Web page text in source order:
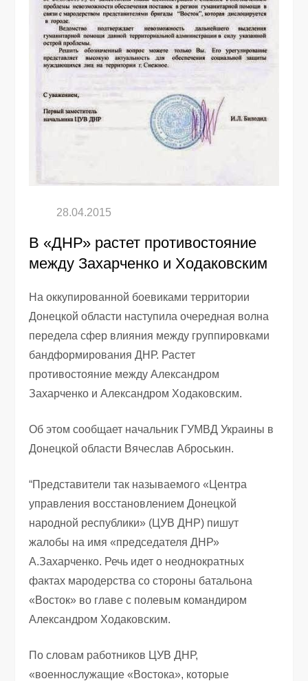
В «ДНР» растет противостояние
между Захарченко и Ходаковским
На оккупированной боевиками территории
Донецкой области наступила очередная волна
передела сфер влияния между группировками
бандформирования ДНР. Растет
противостояние между Александром
Захарченко и Александром Ходаковским.
Об этом сообщает начальник ГУМВД Украины в
Донецкой области Вячеслав Аброськин.
“Представители так называемого «Центра
управления восстановлением Донецкой
народной республики» (ЦУВ ДНР) пишут
жалобы на имя «председателя ДНР»
А.Захарченко. Речь идет о неоднократных
фактах мародерства со стороны батальона
«Восток» во главе с полевым командиром
Александром Ходаковским.
По словам работников ЦУВ ДНР,
«военнослужащие «Востока», которые